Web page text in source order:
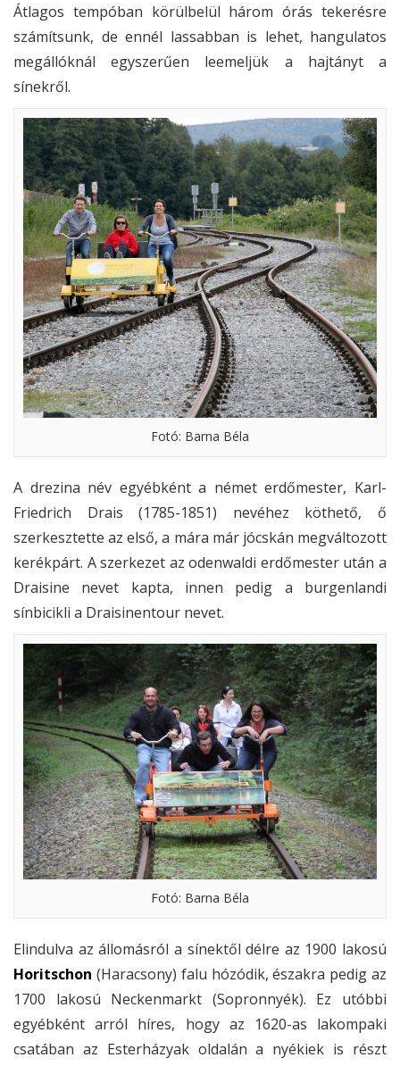
Átlagos tempóban körülbelül három órás tekerésre
számítsunk, de ennél lassabban is lehet, hangulatos
megállóknál egyszerűen leemeljük a hajtányt a
sínekről.
Fotó: Barna Béla
A drezina név egyébként a német erdőmester, Karl-
Friedrich Drais (1785-1851) nevéhez köthető, ő
szerkesztette az első, a mára már jócskán megváltozott
kerékpárt. A szerkezet az odenwaldi erdőmester után a
Draisine nevet kapta, innen pedig a burgenlandi
sínbicikli a Draisinentour nevet.
Fotó: Barna Béla
Elindulva az állomásról a sínektől délre az 1900 lakosú
Horitschon (Haracsony) falu hózódik, északra pedig az
1700 lakosú Neckenmarkt (Sopronnyék). Ez utóbbi
egyébként arról híres, hogy az 1620-as lakompaki
csatában az Esterházyak oldalán a nyékiek is részt